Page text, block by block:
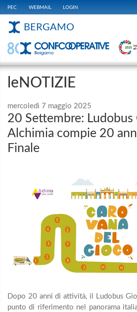
PEC WEBMAIL LOGIN
BERGAMO
leNOTIZIE
mercoledì 7 maggio 2025
20 Settembre: Ludobus
Alchimia compie 20
Finale
Dopo 20 anni di attività, il Ludobus
punto di riferimento nel panorama